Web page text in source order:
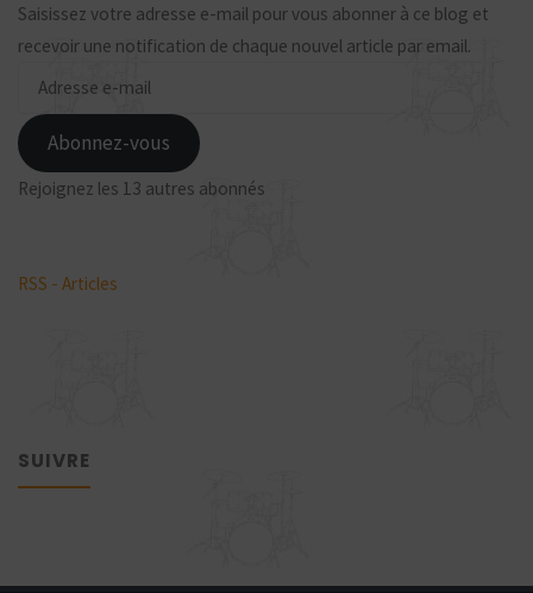
Saisissez votre adresse e-mail pour vous abonner à ce blog et
recevoir une notification de chaque nouvel article par email.
Adresse
mailAbonnez-vous
Rejoignez les 13 autres abonnés
RSS - Articles
SUIVRE